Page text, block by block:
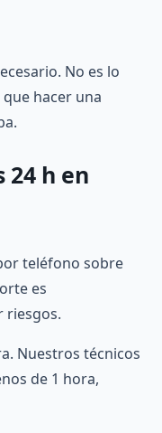
No es lo
hacer una
24 h en
teléfono sobre
es
riesgos.
Nuestros técnicos
de 1 hora,